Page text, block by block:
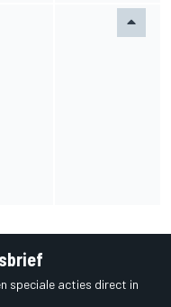
speciale acties direct in